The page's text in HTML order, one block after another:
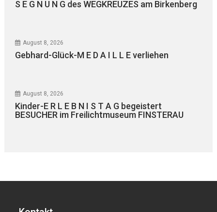
S E G N U N G des WEGKREUZES am Birkenberg
August 8, 2026
Gebhard-Glück-M E D A I L L E verliehen
August 8, 2026
Kinder-E R L E B N I S T A G begeistert
BESUCHER im Freilichtmuseum FINSTERAU